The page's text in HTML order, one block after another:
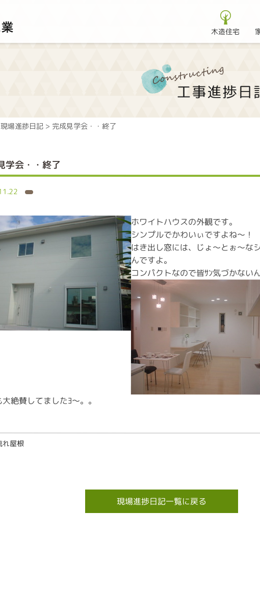
木造住宅
現場進捗日記 > 完成見学会・・終了
学会・・終了
ホワイトハウスの外観です。
シンプルでかわいぃですよね～！
はき出し窓には、じょ～とぉ～な
んですよ。
コンパクトなので皆ｻﾝ気づかないん
大絶賛してましたﾖ～。。
れ屋根
現場進捗日記一覧に戻る